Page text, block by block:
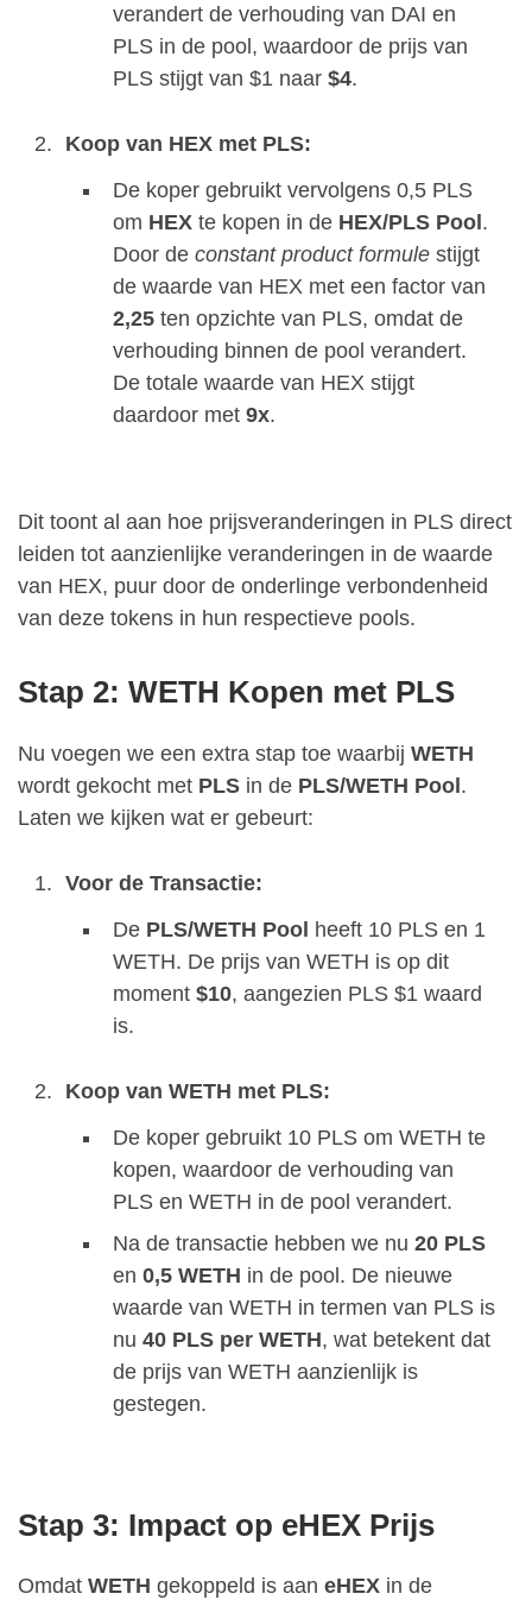
verandert de verhouding van DAI en
PLS in de pool, waardoor de prijs van
PLS stijgt van $1 naar $4.
Koop van HEX met PLS:
De koper gebruikt vervolgens 0,5 PLS
om HEX te kopen in de HEX/PLS Pool .
Door de constant product formule stijgt
de waarde van HEX met een factor van
2,25 ten opzichte van PLS, omdat de
verhouding binnen de pool verandert.
De totale waarde van HEX stijgt
daardoor met 9x.
Dit toont al aan hoe prijsveranderingen in PLS direct
leiden tot aanzienlijke veranderingen in de waarde
van HEX, puur door de onderlinge verbondenheid
van deze tokens in hun respectieve pools.
Stap 2: WETH Kopen met PLS
Nu voegen we een extra stap toe waarbij WETH
wordt gekocht met PLS in de PLS/WETH Pool.
Laten we kijken wat er gebeurt:
Voor de Transactie:
De PLS/WETH Pool heeft 10 PLS en 1
WETH. De prijs van WETH is op dit
moment $10, aangezien PLS $1 waard
is.
Koop van WETH met PLS:
De koper gebruikt 10 PLS om WETH te
kopen, waardoor de verhouding van
PLS en WETH in de pool verandert.
Na de transactie hebben we nu 20 PLS
en 0,5 WETH in de pool. De nieuwe
waarde van WETH in termen van PLS is
nu 40 PLS per WETH, wat betekent dat
de prijs van WETH aanzienlijk is
gestegen.
Stap 3: Impact op eHEX Prijs
Omdat WETH gekoppeld is aan eHEX in de